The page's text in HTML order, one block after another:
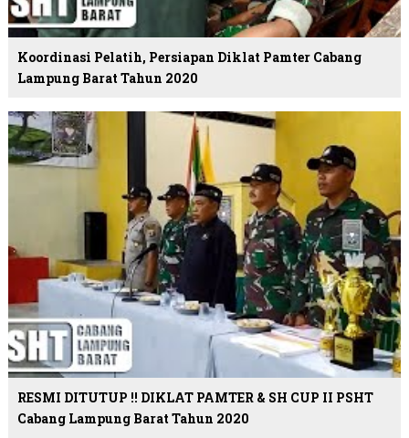
Koordinasi Pelatih, Persiapan Diklat Pamter Cabang
Lampung Barat Tahun 2020
RESMI DITUTUP !! DIKLAT PAMTER & SH CUP II PSHT
Cabang Lampung Barat Tahun 2020